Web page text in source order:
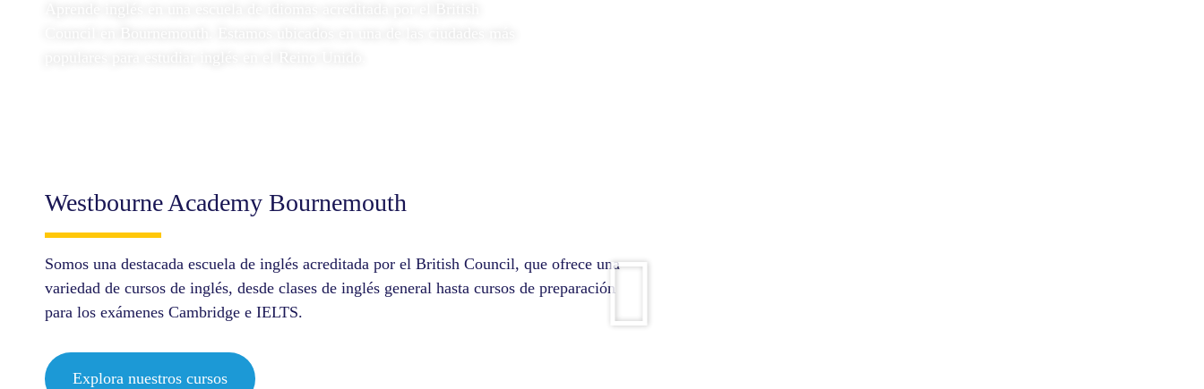
Westbourne Academy Bournemouth
Somos una destacada escuela de inglés acreditada por el British Council, que ofrece una
variedad de cursos de inglés, desde clases de inglés general hasta cursos de preparación
para los exámenes Cambridge e IELTS.
Explora nuestros cursos